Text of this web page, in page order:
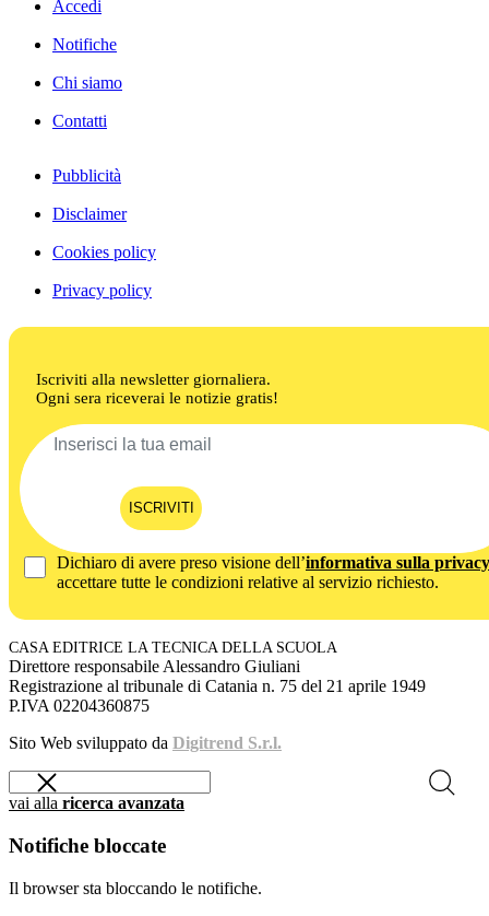
Accedi
Notifiche
Chi siamo
Contatti
Pubblicità
Disclaimer
Cookies policy
Privacy policy
Iscriviti alla newsletter giornaliera.
Ogni sera riceverai le notizie gratis!
ISCRIVITI
Dichiaro di avere preso visione dell’informativa sulla privacy
accettare tutte le condizioni relative al servizio richiesto.
CASA EDITRICE LA TECNICA DELLA SCUOLA
Direttore responsabile Alessandro Giuliani
Registrazione al tribunale di Catania n. 75 del 21 aprile 1949
P.IVA 02204360875
Sito Web sviluppato da Digitrend S.r.l.
vai alla ricerca avanzata
Notifiche bloccate
Il browser sta bloccando le notifiche.